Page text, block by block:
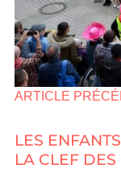
ARTICLE
LES
LA CLEF